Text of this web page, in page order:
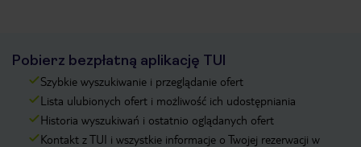
Pobierz bezpłatną aplikację TUI
Szybkie wyszukiwanie i przeglądanie ofert
Lista ulubionych ofert i możliwość ich udostępniania
Historia wyszukiwań i ostatnio oglądanych ofert
Kontakt z TUI i wszystkie informacje o Twojej rezerwacji w